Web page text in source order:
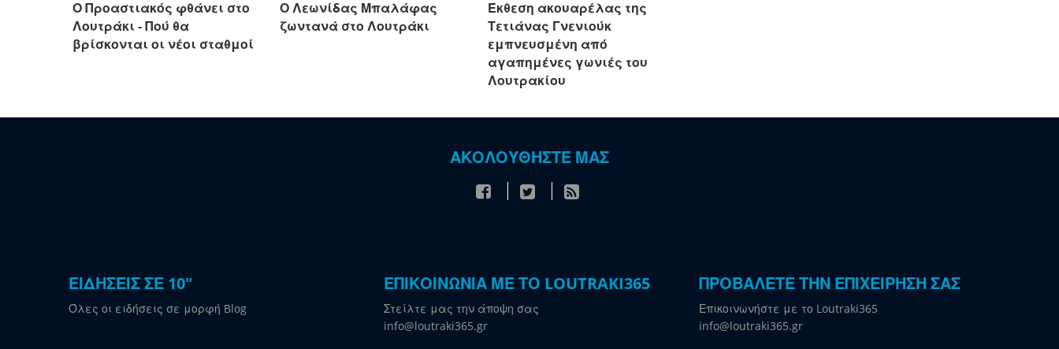
Ο Προαστιακός φθάνει στο
Λουτράκι - Πού θα
βρίσκονται οι νέοι σταθμοί
Ο Λεωνίδας Μπαλάφας
ζωντανά στο Λουτράκι
Έκθεση ακουαρέλας της
Τετιάνας Γνενιούκ
εμπνευσμένη από
αγαπημένες γωνιές του
Λουτρακίου
ΑΚΟΛΟΥΘΗΣΤΕ ΜΑΣ
ΕΙΔΗΣΕΙΣ ΣΕ 10"
Όλες οι ειδήσεις σε μορφή Blog
ΕΠΙΚΟΙΝΩΝΙΑ ΜΕ ΤΟ LOUTRAKI365
Στείλτε μας την άποψη σας
info@loutraki365.gr
ΠΡΟΒΑΛΕΤΕ ΤΗΝ ΕΠΙΧΕΙΡΗΣΗ ΣΑΣ
Επικοινωνήστε με το Loutraki365
info@loutraki365.gr